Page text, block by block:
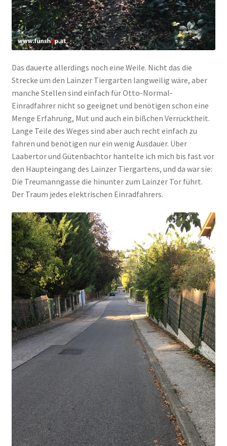
Das dauerte allerdings noch eine Weile. Nicht das die
Strecke um den Lainzer Tiergarten langweilig wäre, aber
manche Stellen sind einfach für Otto-Normal-
Einradfahrer nicht so geeignet und benötigen schon eine
Menge Erfahrung, Mut und auch ein bißchen Verrücktheit.
Lange Teile des Weges sind aber auch recht einfach zu
fahren und benötigen nur ein wenig Ausdauer. Über
Laabertor und Gütenbachtor hantelte ich mich bis fast vor
den Haupteingang des Lainzer Tiergartens, und da war sie:
Die Treumanngasse die hinunter zum Lainzer Tor führt.
Der Traum jedes elektrischen Einradfahrers.